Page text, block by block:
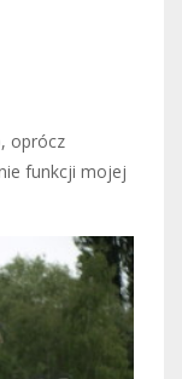
funkcji mojej